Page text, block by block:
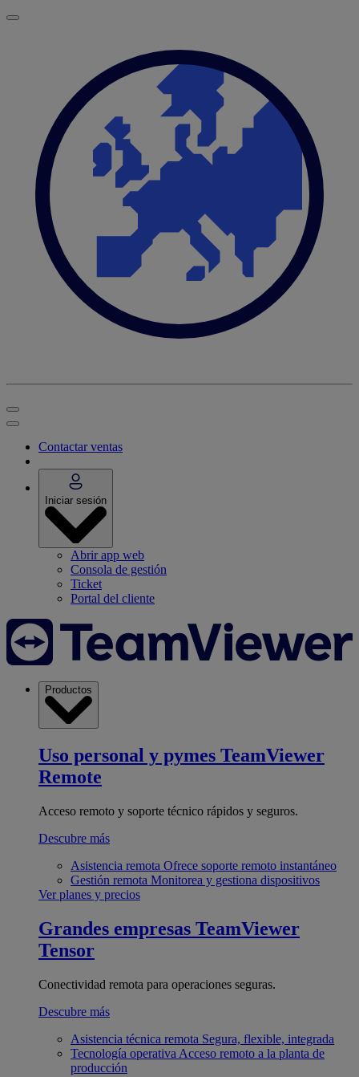
Contactar ventas
Iniciar sesión
Abrir app web
Consola de gestión
Ticket
Portal del cliente
Productos
Uso personal y pymes TeamViewer
Remote
Acceso remoto y soporte técnico rápidos y seguros.
Descubre más
Asistencia remota Ofrece soporte remoto instantáneo
Gestión remota Monitorea y gestiona dispositivos
Ver planes y precios
Grandes empresas TeamViewer
Tensor
Conectividad remota para operaciones seguras.
Descubre más
Asistencia técnica remota Segura, flexible, integrada
Tecnología operativa Acceso remoto a la planta de
producción